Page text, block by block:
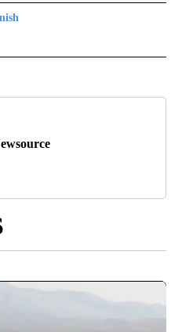
TO RECEIVE NOTIFICATIONS ABOUT